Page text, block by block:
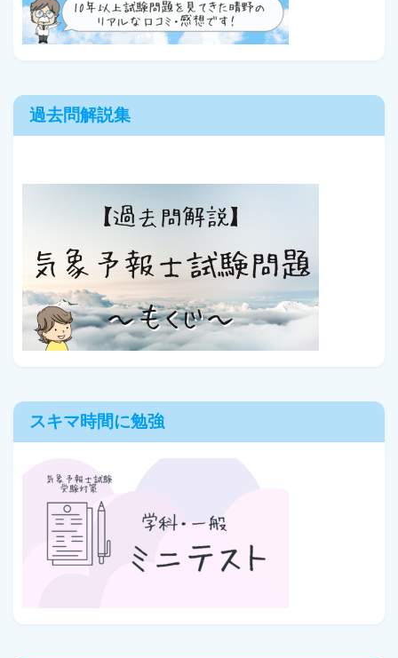
過去問解説集
スキマ時間に勉強